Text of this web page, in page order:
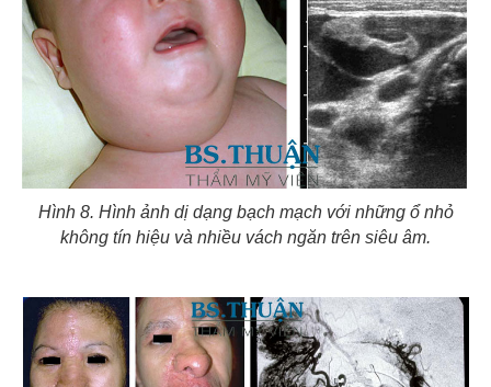
Hình 8. Hình ảnh dị dạng bạch mạch với những ổ nhỏ
không tín hiệu và nhiều vách ngăn trên siêu âm.